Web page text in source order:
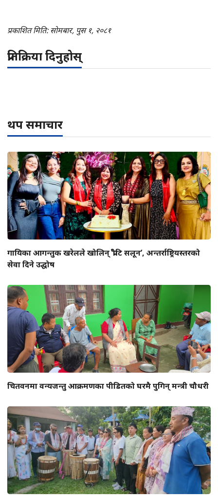
प्रकाशित मिति: सोमबार, पुस १, २०८१
प्रतिक्रिया दिनुहोस्
थप समाचार
गायिका आगन्तुक खरेलले खोलिन् ‘प्रीटि सलून’, अन्तर्राष्ट्रियस्तरको
सेवा दिने उद्घोष
चितवनमा वन्यजन्तु आक्रमणका पीडितको घरमै पुगिन् मन्त्री चौधरी